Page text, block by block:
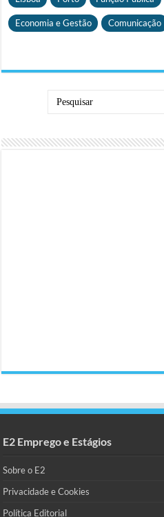
Economia e Gestão Comunicação
E2 Emprego e Estágios
Sobre o E2
Privacidade e Cookies
Política Editorial